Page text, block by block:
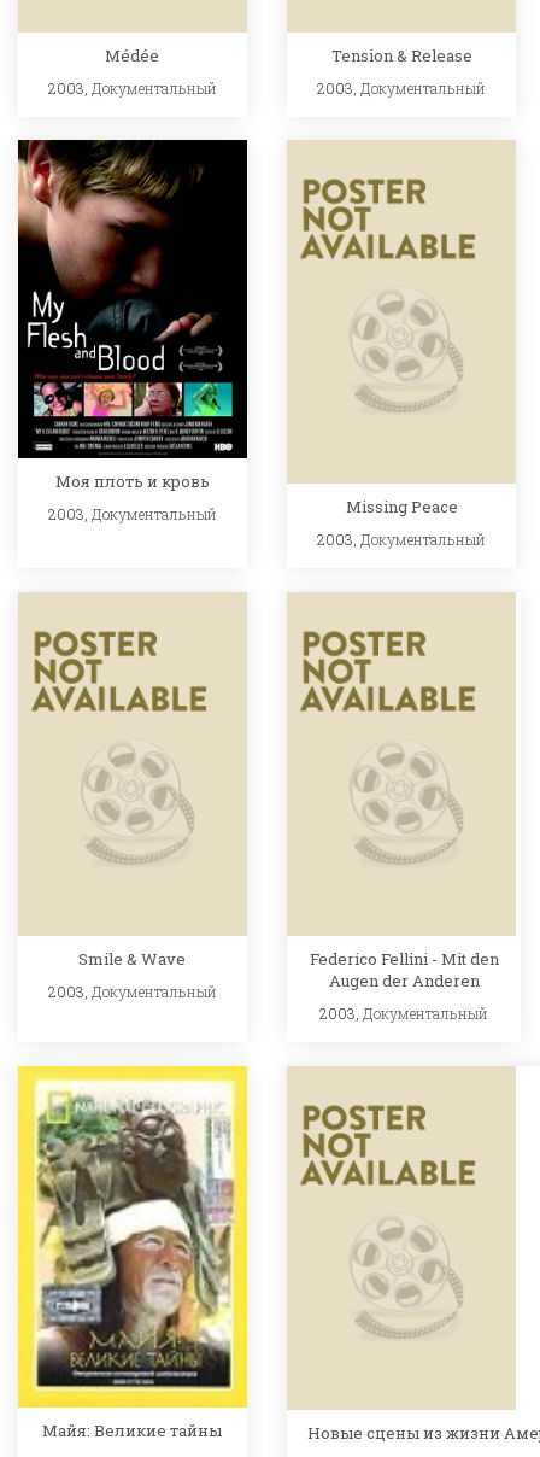
Médée
2003, Документальный
Tension & Release
2003, Документальный
Моя плоть и кровь
2003, Документальный Missing Peace
2003,Документальный
Smile & Wave
2003, Документальный
Federico Fellini - Mit den
Augen der Anderen
2003, Документальный
Майя: Великие тайны Новые сцены из жизни